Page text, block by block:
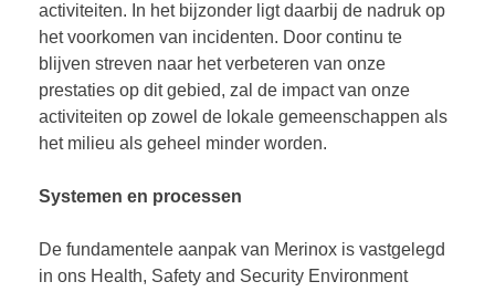
activiteiten. In het bijzonder ligt daarbij de nadruk op
het voorkomen van incidenten. Door continu te
blijven streven naar het verbeteren van onze
prestaties op dit gebied, zal de impact van onze
activiteiten op zowel de lokale gemeenschappen als
het milieu als geheel minder worden.
Systemen en processen
De fundamentele aanpak van Merinox is vastgelegd
in ons Health, Safety and Security Environment